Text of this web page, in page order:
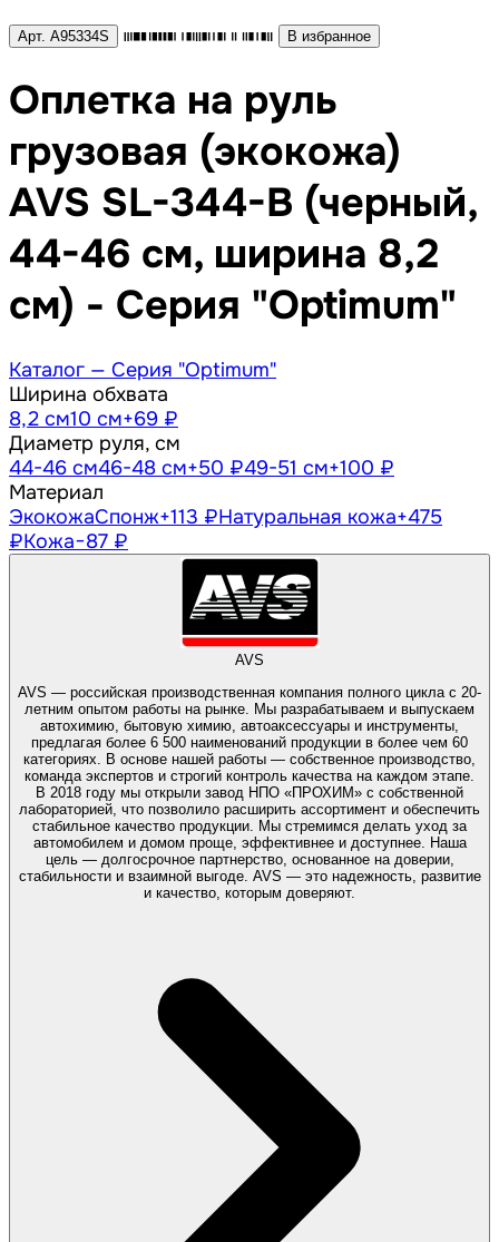
Арт. A95334S В избранное
Оплетка на руль
грузовая (экокожа)
AVS SL-344-B (черный,
44-46 см, ширина 8,2
см) - Серия "Optimum"
Каталог — Серия "Optimum"
Ширина обхвата
8,2 см10 см+69 ₽
Диаметр руля, см
44-46 см46-48 см+50 ₽49-51 см+100 ₽
Материал
ЭкокожаСпонж+113 ₽Натуральная кожа+475
₽Кожа−87 ₽
AVS
AVS — российская производственная компания полного цикла с 20-
летним опытом работы на рынке. Мы разрабатываем и выпускаем
автохимию, бытовую химию, автоаксессуары и инструменты,
предлагая более 6 500 наименований продукции в более чем 60
категориях. В основе нашей работы — собственное производство,
команда экспертов и строгий контроль качества на каждом этапе.
В 2018 году мы открыли завод НПО «ПРОХИМ» с собственной
лабораторией, что позволило расширить ассортимент и обеспечить
стабильное качество продукции. Мы стремимся делать уход за
автомобилем и домом проще, эффективнее и доступнее. Наша
цель — долгосрочное партнерство, основанное на доверии,
стабильности и взаимной выгоде. AVS — это надежность, развитие
и качество, которым доверяют.